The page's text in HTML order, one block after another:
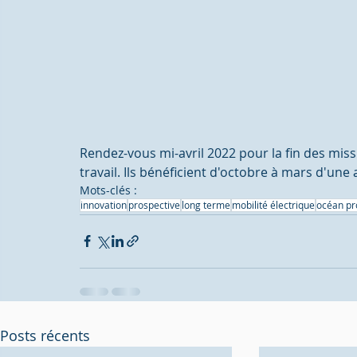
Rendez-vous mi-avril 2022 pour la fin des
travail. Ils bénéficient d'octobre à mars d'une
Mots-clés :
innovationprospectivelong termemobilité électriqueocéan
Posts récents